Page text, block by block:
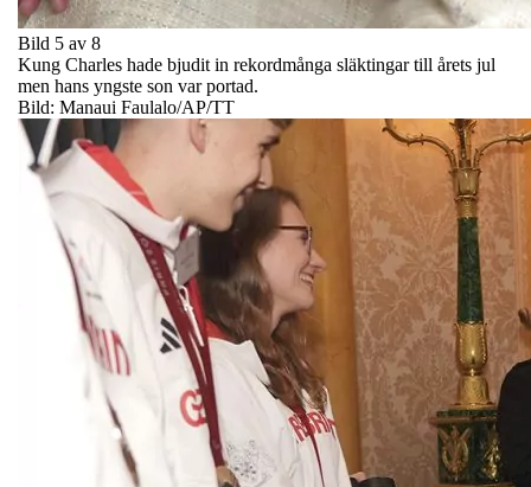
Bild 5 av 8
Kung Charles hade bjudit in rekordmånga släktingar till årets jul
men hans yngste son var portad.
Bild: Manaui Faulalo/AP/TT